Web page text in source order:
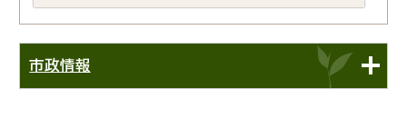
市政情報